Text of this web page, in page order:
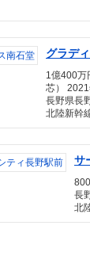
グラデ
1億400万
芯） 2021
長野県長
北陸新幹
サ
長
北